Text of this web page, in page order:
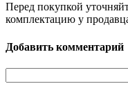
Перед покупкой
комплектацию у
Добавить комментарий